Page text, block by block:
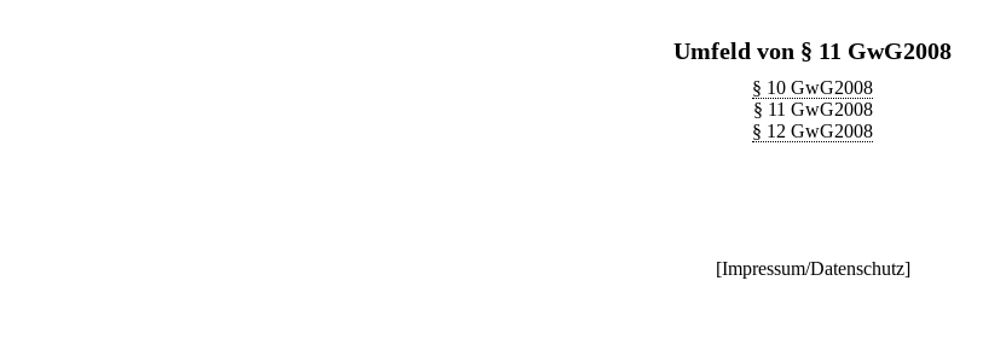
Umfeld von § 11 GwG2008
§ 10 GwG2008
§ 11 GwG2008
§ 12 GwG2008
[Impressum/Datenschutz]